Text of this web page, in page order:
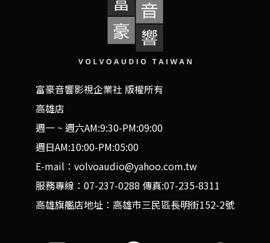
富豪音響影視企業社 版權所有
高雄店
週一 ~ 週六AM:9:30-PM:09:00
週日AM:10:00-PM:05:00
E-mail：volvoaudio@yahoo.com.tw
服務專線：07-237-0288 傳真:07-235-8311
高雄旗艦店地址：高雄市三民區長明街152-2號